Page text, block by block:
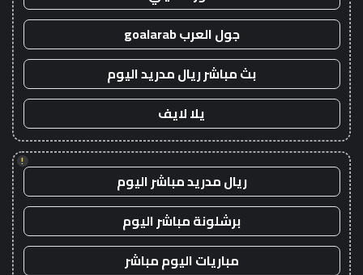
جول العرب goalarab
بث مباشر ريال مدريد اليوم
يلا لايف
!
ريال مدريد مباشر اليوم
برشلونة مباشر اليوم
مباريات اليوم مباشر